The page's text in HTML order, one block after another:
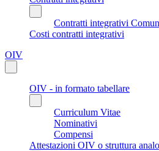
Contratti integrativi
Costi contratti integrativi
OIV
OIV - in formato tabellare
Curriculum Vitae
Nominativi
Compensi
Attestazioni OIV o struttura